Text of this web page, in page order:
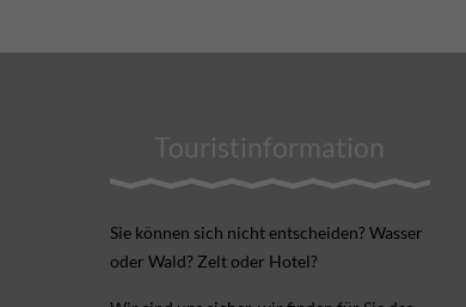
Touristinformation
Sie können sich nicht ent­scheiden? Wasser
oder Wald? Zelt oder Hotel?